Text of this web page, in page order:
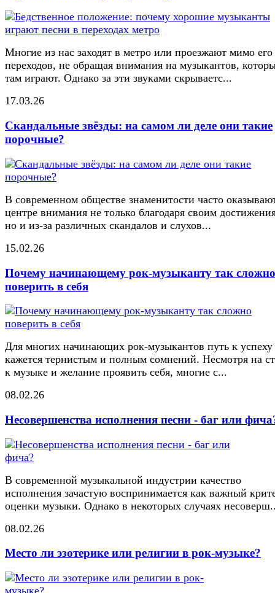
Многие из нас заходят в метро или проезжают мимо его
переходов, не обращая внимания на музыкантов,
там играют. Однако за эти звуками скрываетс...
17.03.26
Скандальные звёзды: на самом ли деле они такие
порочные?
В современном обществе знаменитости часто
центре внимания не только благодаря своим
но и из-за различных скандалов и слухов...
15.02.26
Почему начинающему рок-музыканту так сложно
поверить в себя
Для многих начинающих рок-музыкантов путь к успеху
кажется тернистым и полным сомнений. Несмотря на
к музыке и желание проявить себя, многие с...
08.02.26
Несовершенства исполнения песни - баг или
В современной музыкальной индустрии качество
исполнения зачастую воспринимается как важный
оценки музыки. Однако в некоторых случаях
08.02.26
Место ли эзотерике или религии в рок-музыке?